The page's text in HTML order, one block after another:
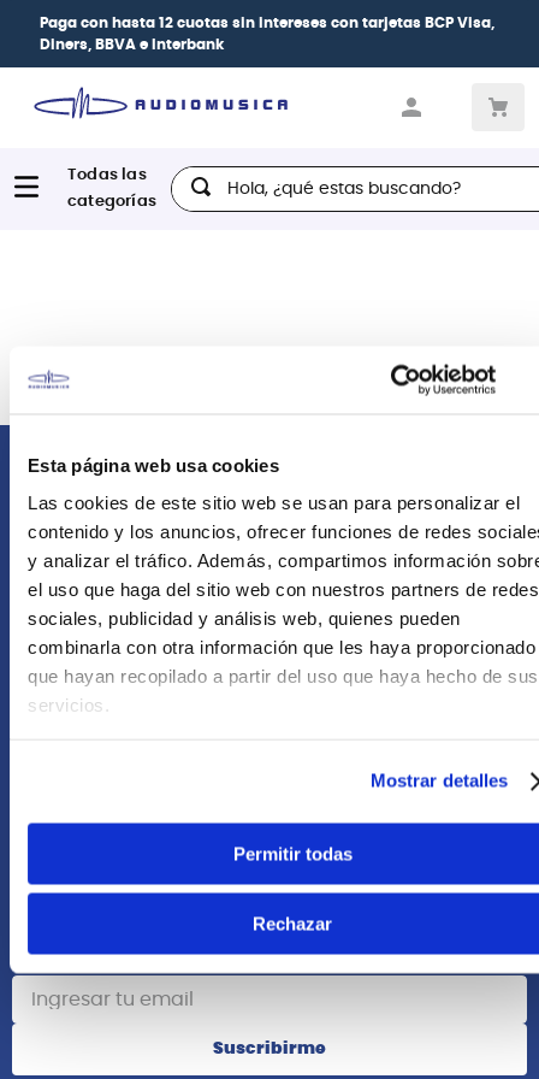
Esta página web usa cookies
Las cookies de este sitio web se usan para personalizar el
contenido y los anuncios, ofrecer funciones de redes
y analizar el tráfico. Además, compartimos información
el uso que haga del sitio web con nuestros partners de redes
sociales, publicidad y análisis web, quienes pueden
combinarla con otra información que les haya proporcionado
que hayan recopilado a partir del uso que haya hecho de sus
servicios.
Mostrar detalles
Permitir todas
Rechazar
Paga con hasta 12 cuotas sin intereses con tarjetas BCP Visa,
Diners, BBVA e Interbank
Hola, ¿qué estas buscando?
Atención Postventa
+51 958418476
+51 977624112
Acerca de Nosotros
Suscribete
Suscribirme